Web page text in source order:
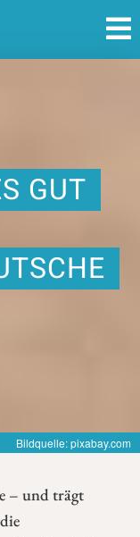
GUT
Bildquelle: pixabay.com
– und trägt